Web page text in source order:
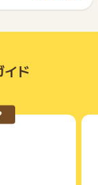
リインストー
上経過して到達
または成果地点
ことがある場合
だくことを推奨
の申し込み方
らお申し込みく
会員様の都合で
すが、ご利用さ
く、代理店が行
を把握しており
お問い合わせを
イド